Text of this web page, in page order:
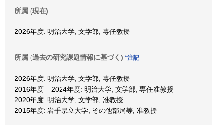
所属 (現在)
2026年度: 明治大学, 文学部, 専任教授
所属 (過去の研究課題情報に基づく) *注記
2026年度: 明治大学, 文学部, 専任教授
2016年度 – 2024年度: 明治大学, 文学部, 専任准教授
2020年度: 明治大学, 文学部, 准教授
2015年度: 岩手県立大学, その他部局等, 准教授